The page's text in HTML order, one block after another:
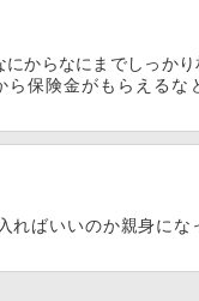
からなにまでしっかり
保険金がもらえるな
ればいいのか親身にな